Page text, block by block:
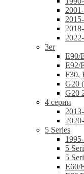
3er
E90/
E92/
F30,
G20
G20
4 серии
5 Series
1995-
5
5
E60/